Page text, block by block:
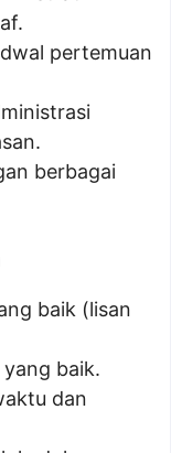
pertemuan
berbagai
baik (lisan
baik.
dan